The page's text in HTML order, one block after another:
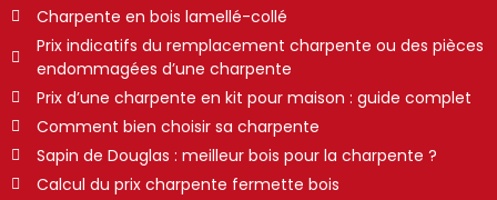
Charpente en bois lamellé-collé
Prix indicatifs du remplacement charpente ou des pièces
endommagées d’une charpente
Prix d’une charpente en kit pour maison : guide complet
Comment bien choisir sa charpente
Sapin de Douglas : meilleur bois pour la charpente ?
Calcul du prix charpente fermette bois